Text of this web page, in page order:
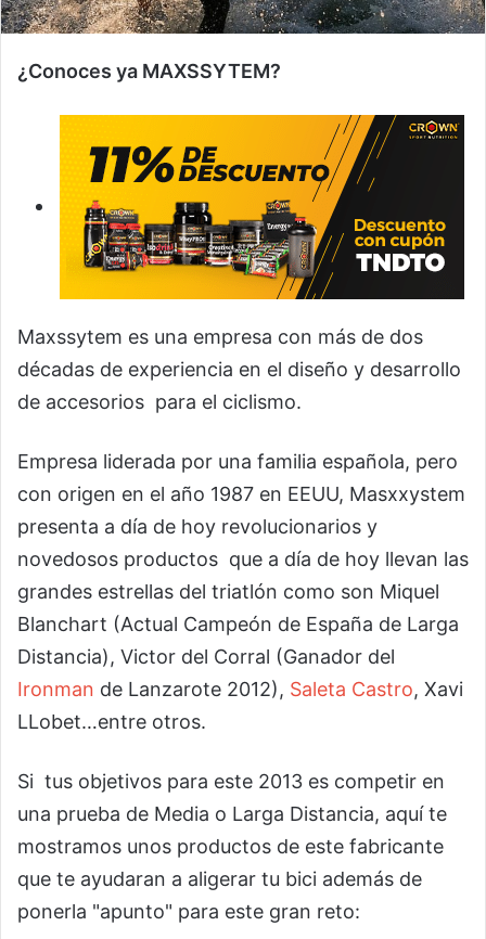
¿Conoces ya MAXSSYTEM?
Maxssytem es una empresa con más de dos
décadas de experiencia en el diseño y desarrollo
de accesorios para el ciclismo.
Empresa liderada por una familia española, pero
con origen en el año 1987 en EEUU, Masxxystem
presenta a día de hoy revolucionarios y
novedosos productos que a día de hoy llevan las
grandes estrellas del triatlón como son Miquel
Blanchart (Actual Campeón de España de Larga
Distancia), Victor del Corral (Ganador del
Ironman de Lanzarote 2012), Saleta Castro, Xavi
LLobet…entre otros.
Si tus objetivos para este 2013 es competir en
una prueba de Media o Larga Distancia, aquí te
mostramos unos productos de este fabricante
que te ayudaran a aligerar tu bici además de
ponerla "apunto" para este gran reto: